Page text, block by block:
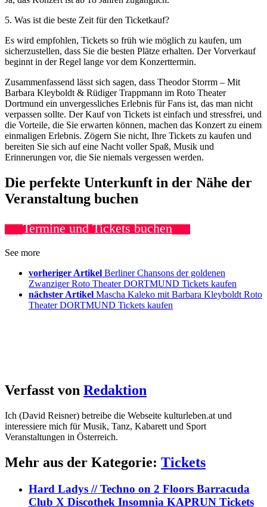
5. Was ist die beste Zeit für den Ticketkauf?
Es wird empfohlen, Tickets so früh wie möglich zu kaufen, um
sicherzustellen, dass Sie die besten Plätze erhalten. Der Vorverkauf
beginnt in der Regel lange vor dem Konzerttermin.
Zusammenfassend lässt sich sagen, dass Theodor Storrm – Mit
Barbara Kleyboldt & Rüdiger Trappmann im Roto Theater
Dortmund ein unvergessliches Erlebnis für Fans ist, das man nicht
verpassen sollte. Der Kauf von Tickets ist einfach und stressfrei, und
die Vorteile, die Sie erwarten können, machen das Konzert zu einem
einmaligen Erlebnis. Zögern Sie nicht, Ihre Tickets zu kaufen und
bereiten Sie sich auf eine Nacht voller Spaß, Musik und
Erinnerungen vor, die Sie niemals vergessen werden.
Die perfekte Unterkunft in der Nähe der
Veranstaltung buchen
Termine und Tickets buchen
See more
vorheriger Artikel Berliner Chansons der goldenen
Zwanziger Roto Theater DORTMUND Tickets kaufen
nächster Artikel Mascha Kaleko mit Barbara Kleyboldt Roto
Theater DORTMUND Tickets kaufen
Verfasst von Redaktion
Ich (David Reisner) betreibe die Webseite kulturleben.at und
interessiere mich für Musik, Tanz, Kabarett und Sport
Veranstaltungen in Österreich.
Mehr aus der Kategorie: Tickets
Hard Ladys // Techno on 2 Floors Barracuda
Club X Discothek Insomnia KAPRUN Tickets